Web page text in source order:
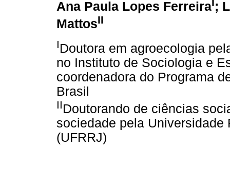
Ana Paula Lopes Ferreira ;
MattosII
IDoutora em agroecologia
no Instituto de Sociologia e
coordenadora do Programa
Brasil
IIDoutorando de ciências
sociedade pela Universidade
(UFRRJ)